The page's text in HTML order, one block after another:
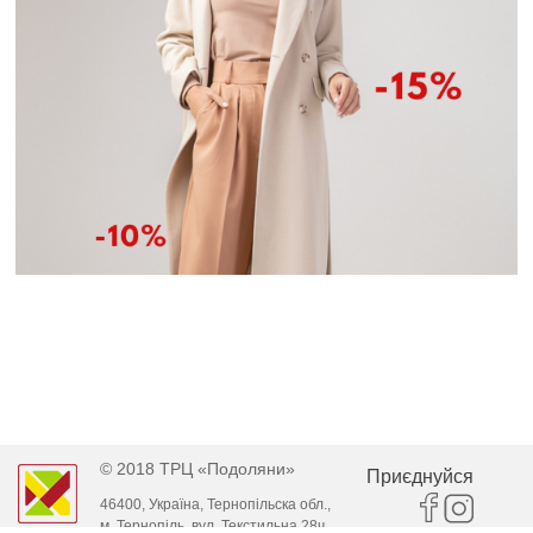
© 2018 ТРЦ «Подоляни»
46400, Україна, Тернопільска обл.,
м. Тернопіль, вул. Текстильна 28ч
Приєднуйся